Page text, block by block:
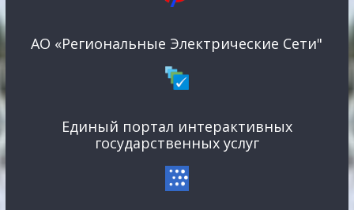
АО «Региональные Электрические Сети"
Единый портал интерактивных
государственных услуг